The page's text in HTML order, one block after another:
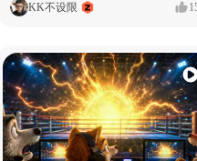
KK不设限